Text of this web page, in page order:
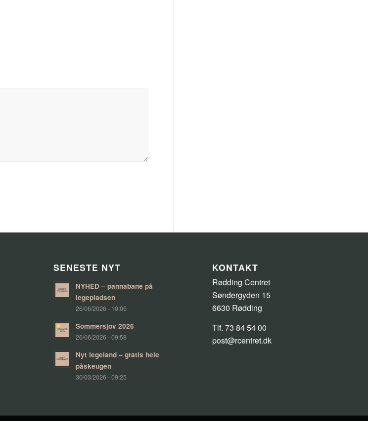
SENESTE NYT
NYHED – pannabane på
legepladsen
26/06/2026 - 10:05
Sommersjov 2026
26/06/2026 - 09:58
Nyt legeland – gratis hele
påskeugen
30/03/2026 - 09:25
KONTAKT
Rødding Centret
Søndergyden 15
6630 Rødding
Tlf. 73 84 54 00
post@rcentret.dk